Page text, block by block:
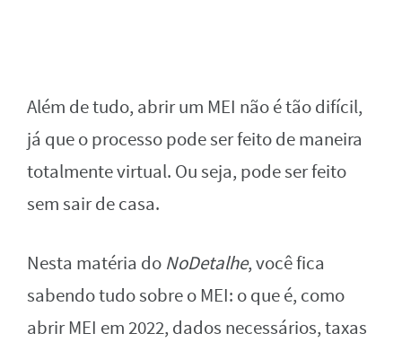
Além de tudo, abrir um MEI não é tão difícil,
já que o processo pode ser feito de maneira
totalmente virtual. Ou seja, pode ser feito
sem sair de casa.
Nesta matéria do NoDetalhe, você fica
sabendo tudo sobre o MEI: o que é, como
abrir MEI em 2022, dados necessários, taxas